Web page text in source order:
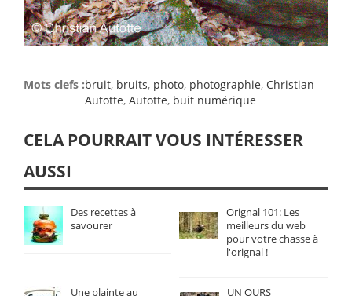
Mots clefs :bruit, bruits, photo, photographie, Christian
Autotte, Autotte, buit numérique
CELA POURRAIT VOUS INTÉRESSER
AUSSI
Des recettes à
savourer
Orignal 101: Les
meilleurs du web
pour votre chasse à
l'orignal !
Une plainte au UN OURS